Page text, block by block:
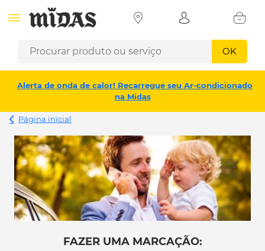
OK
Alerta de onda de calor! Recarregue seu Ar-condicionado
na Midas
Página inicial
FAZER UMA MARCAÇÃO: